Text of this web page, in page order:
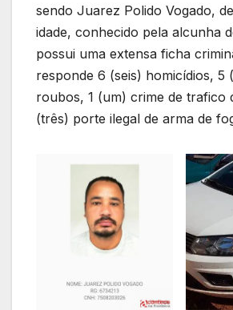
sendo Juarez Polido Vogado,
idade, conhecido pela alcunha
possui uma extensa ficha
responde 6 (seis) homicídios, 5
roubos, 1 (um) crime de trafico
(três) porte ilegal de arma de